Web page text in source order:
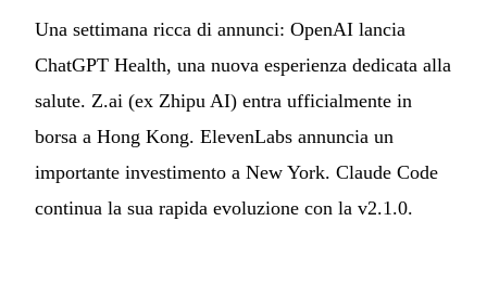
Una settimana ricca di annunci: OpenAI lancia
ChatGPT Health, una nuova esperienza dedicata alla
salute. Z.ai (ex Zhipu AI) entra ufficialmente in
borsa a Hong Kong. ElevenLabs annuncia un
importante investimento a New York. Claude Code
continua la sua rapida evoluzione con la v2.1.0.